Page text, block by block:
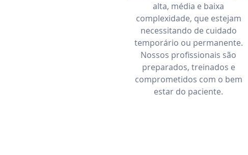
alta, média e baixa
complexidade, que estejam
necessitando de cuidado
temporário ou permanente.
Nossos profissionais são
preparados, treinados e
comprometidos com o bem
estar do paciente.